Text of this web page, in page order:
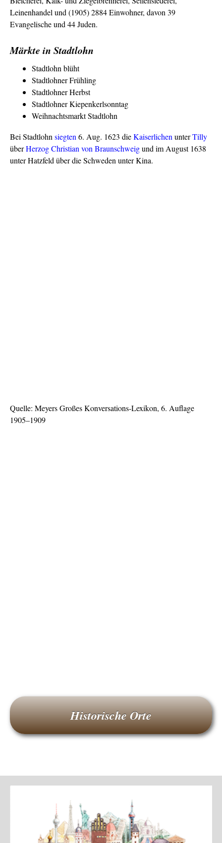
Leinenhandel und (1905) 2884 Einwohner, davon 39
Evangelische und 44 Juden.
Märkte in Stadtlohn
Stadtlohn blüht
Stadtlohner Frühling
Stadtlohner Herbst
Stadtlohner Kiepenkerlsonntag
Weihnachtsmarkt Stadtlohn
Bei Stadtlohn siegten 6. Aug. 1623 dieKaiserlichen unterTilly
überHerzogChristian von Braunschweigund im August 1638
unter Hatzfeld über die Schweden unter Kina.
Quelle: Meyers Großes Konversations-Lexikon, 6. Auflage
1905–1909
Historische Orte